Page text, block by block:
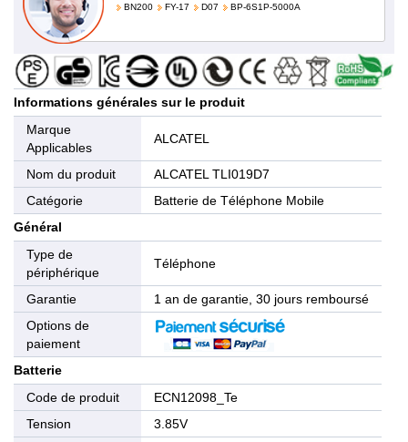
BN200
FY-17 D07 BP-6S1P-5000A
Informations générales sur le produit
Marque
Applicables
ALCATEL
Nom du produit
ALCATEL TLI019D7
Catégorie
Batterie de Téléphone Mobile
Général
Type de
périphérique
Téléphone
Garantie
1 an de garantie, 30 jours remboursé
Options de
paiement
Batterie
Code de produit
ECN12098_Te
Tension
3.85V